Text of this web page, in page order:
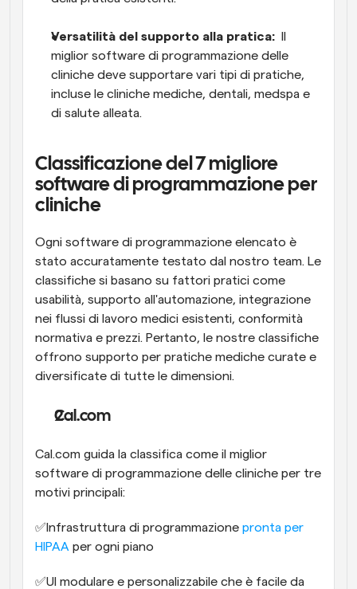
Versatilità del supporto alla pratica:
miglior software di programmazione delle
cliniche deve supportare vari tipi di pratiche,
incluse le cliniche mediche, dentali, medspa e
di salute alleata.
Classificazione del 7 migliore
software di programmazione per
cliniche
Ogni software di programmazione elencato è
stato accuratamente testato dal nostro team. Le
classifiche si basano su fattori pratici come
usabilità, supporto all'automazione, integrazione
nei flussi di lavoro medici esistenti, conformità
normativa e prezzi. Pertanto, le nostre classifiche
offrono supporto per pratiche mediche curate e
diversificate di tutte le dimensioni.
Cal.com
Cal.com guida la classifica come il miglior
software di programmazione delle cliniche per tre
motivi principali:
✅Infrastruttura di programmazione pronta per
HIPAA per ogni piano
✅UI modulare e personalizzabile che è facile da